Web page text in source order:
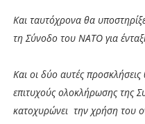
Και ταυτόχρονα θα
τη Σύνοδο του ΝΑΤΟ για
Και οι δύο αυτές
επιτυχούς ολοκλήρωσης της
κατοχυρώνει την χρήση του